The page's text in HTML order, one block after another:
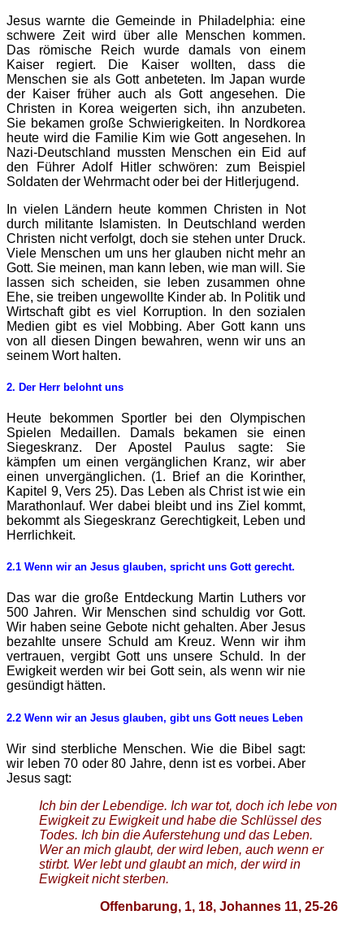
Jesus warnte die Gemeinde in Philadelphia: eine
schwere Zeit wird über alle Menschen kommen.
Das römische Reich wurde damals von einem
Kaiser regiert. Die Kaiser wollten, dass die
Menschen sie als Gott anbeteten. Im Japan wurde
der Kaiser früher auch als Gott angesehen. Die
Christen in Korea weigerten sich, ihn anzubeten.
Sie bekamen große Schwierigkeiten. In Nordkorea
heute wird die Familie Kim wie Gott angesehen. In
Nazi-Deutschland mussten Menschen ein Eid auf
den Führer Adolf Hitler schwören: zum Beispiel
Soldaten der Wehrmacht oder bei der Hitlerjugend.
In vielen Ländern heute kommen Christen in Not
durch militante Islamisten. In Deutschland werden
Christen nicht verfolgt, doch sie stehen unter Druck.
Viele Menschen um uns her glauben nicht mehr an
Gott. Sie meinen, man kann leben, wie man will. Sie
lassen sich scheiden, sie leben zusammen ohne
Ehe, sie treiben ungewollte Kinder ab. In Politik und
Wirtschaft gibt es viel Korruption. In den sozialen
Medien gibt es viel Mobbing. Aber Gott kann uns
von all diesen Dingen bewahren, wenn wir uns an
seinem Wort halten.
2. Der Herr belohnt uns
Heute bekommen Sportler bei den Olympischen
Spielen Medaillen. Damals bekamen sie einen
Siegeskranz. Der Apostel Paulus sagte: Sie
kämpfen um einen vergänglichen Kranz, wir aber
einen unvergänglichen. (1. Brief an die Korinther,
Kapitel 9, Vers 25). Das Leben als Christ ist wie ein
Marathonlauf. Wer dabei bleibt und ins Ziel kommt,
bekommt als Siegeskranz Gerechtigkeit, Leben und
Herrlichkeit.
2.1 Wenn wir an Jesus glauben, spricht uns Gott gerecht.
Das war die große Entdeckung Martin Luthers vor
500 Jahren. Wir Menschen sind schuldig vor Gott.
Wir haben seine Gebote nicht gehalten. Aber Jesus
bezahlte unsere Schuld am Kreuz. Wenn wir ihm
vertrauen, vergibt Gott uns unsere Schuld. In der
Ewigkeit werden wir bei Gott sein, als wenn wir nie
gesündigt hätten.
2.2 Wenn wir an Jesus glauben, gibt uns Gott neues Leben
Wir sind sterbliche Menschen. Wie die Bibel sagt:
wir leben 70 oder 80 Jahre, denn ist es vorbei. Aber
Jesus sagt:
Ich bin der Lebendige. Ich war tot, doch ich lebe von
Ewigkeit zu Ewigkeit und habe die Schlüssel des
Todes. Ich bin die Auferstehung und das Leben.
Wer an mich glaubt, der wird leben, auch wenn er
stirbt. Wer lebt und glaubt an mich, der wird in
Ewigkeit nicht sterben.
Offenbarung, 1, 18, Johannes 11, 25-26